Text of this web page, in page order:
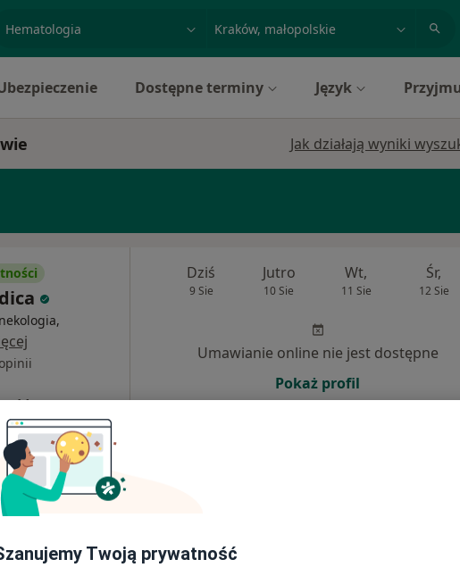
miasto lub dzielnica
Dostępne terminy Język
Jak działają wyniki
•Mapa
400 zł
Dziś
9 Sie
Jutro
10 Sie
Wt,
11 Sie
Śr,
12 Sie
Umawianie online nie jest dostępne
Pokaż profil
Twoją prywatność